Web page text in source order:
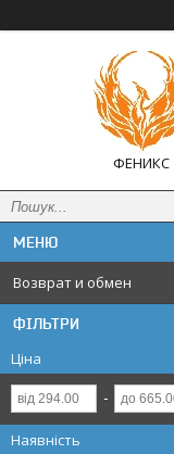
ФЕНИКС
Возврат и обмен
ФІЛЬТРИ
Ціна
Наявність